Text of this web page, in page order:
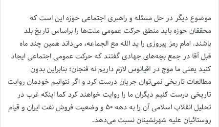
موضوع دیگر در حل مسئله و راهبری اجتماعی حوزه این است که
محققان حوزه باید منطق حرکت عمومی ملت‌ها را براساس تاریخ بلد
باشند. امام رمز پیروزی را ید الله مع الجماعه، می‌داند همین چند ماه
قبل آقا در جمع بچه‌های جهادی گفتند که حرکت عمومی اجتماعی ایجاد
کنید یعنی ما موج در اقیانوس لازم داریم نه فنجان؛ بنابراین بدون
مطالعات تاریخی نمی‌توان جریان درست کرد و اگر نتوانیم خودمان روایت
تاریخی درست کنیم دیگران ما را روایت خواهند کرد کما اینکه غرب در
تحلیل انقلاب اسلامی آن را به دهه ۵۰ و وضعیت فروش نفت ایران و قیام
روستائیان علیه شهرنشینان نسبت می‌دهد.